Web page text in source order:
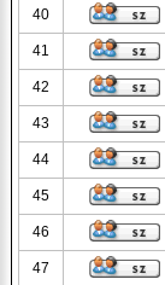
40
41
42
43
44
45
46
47